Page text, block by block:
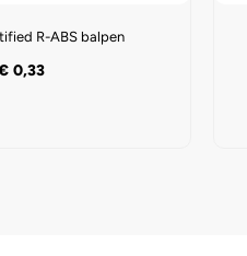
R-ABS balpen
0,33